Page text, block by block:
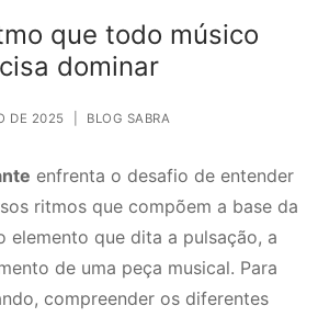
que todo músico
dominar
DE 2025 BLOG SABRA
enfrenta o desafio de entender
ritmos que compõem a base da
elemento que dita a pulsação, a
de uma peça musical. Para
compreender os diferentes